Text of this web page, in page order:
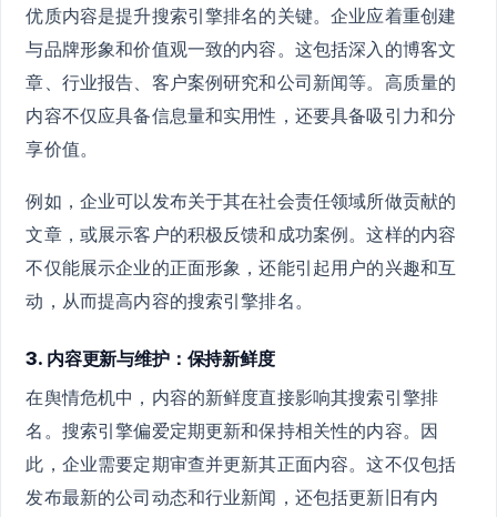
优质内容是提升搜索引擎排名的关键。企业应着重创建
与品牌形象和价值观一致的内容。这包括深入的博客文
章、行业报告、客户案例研究和公司新闻等。高质量的
内容不仅应具备信息量和实用性，还要具备吸引力和分
享价值。
例如，企业可以发布关于其在社会责任领域所做贡献的
文章，或展示客户的积极反馈和成功案例。这样的内容
不仅能展示企业的正面形象，还能引起用户的兴趣和互
动，从而提高内容的搜索引擎排名。
3. 内容更新与维护：保持新鲜度
在舆情危机中，内容的新鲜度直接影响其搜索引擎排
名。搜索引擎偏爱定期更新和保持相关性的内容。因
此，企业需要定期审查并更新其正面内容。这不仅包括
发布最新的公司动态和行业新闻，还包括更新旧有内